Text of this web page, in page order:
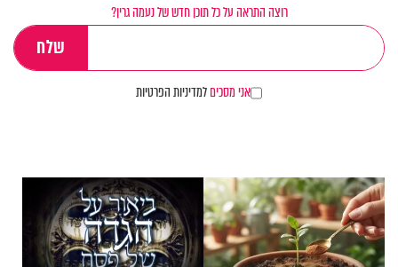
רוצה התראה על כל תוכן חדש של נעמה גרין?
אני מסכיםלמדיניות הפרטיות